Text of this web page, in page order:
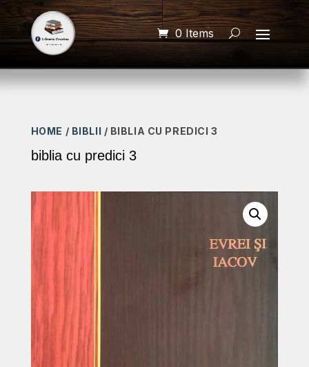
0 Items
HOME / BIBLII / BIBLIA CU PREDICI 3
biblia cu predici 3